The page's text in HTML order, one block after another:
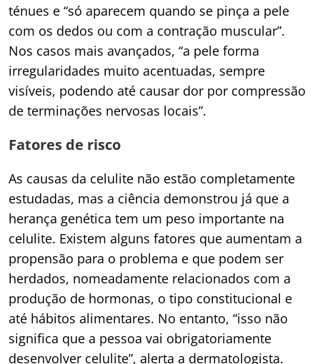
ténues e “só aparecem quando se pinça a pele
com os dedos ou com a contração muscular”.
Nos casos mais avançados, “a pele forma
irregularidades muito acentuadas, sempre
visíveis, podendo até causar dor por compressão
de terminações nervosas locais”.
Fatores de risco
As causas da celulite não estão completamente
estudadas, mas a ciência demonstrou já que a
herança genética tem um peso importante na
celulite. Existem alguns fatores que aumentam a
propensão para o problema e que podem ser
herdados, nomeadamente relacionados com a
produção de hormonas, o tipo constitucional e
até hábitos alimentares. No entanto, “isso não
significa que a pessoa vai obrigatoriamente
desenvolver celulite”, alerta a dermatologista.